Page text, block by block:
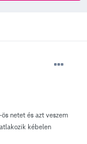
netet és azt veszem
kébelen